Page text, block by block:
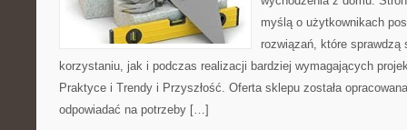
myślą o użytkownikach
rozwiązań, które sprawdzą
korzystaniu, jak i podczas realizacji bardziej wymagających
Praktyce i Trendy i Przyszłość. Oferta sklepu została
odpowiadać na potrzeby […]